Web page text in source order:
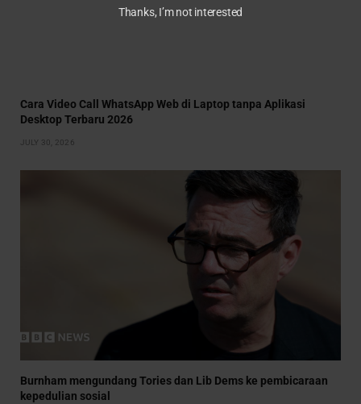
Cara Video Call WhatsApp Web di Laptop tanpa Aplikasi
Desktop Terbaru 2026
JULY 30, 2026
Burnham mengundang Tories dan Lib Dems ke pembicaraan
kepedulian sosial
Thanks, I’m not interested